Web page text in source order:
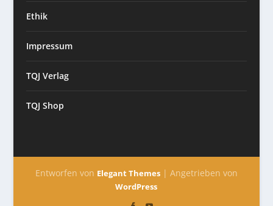
Ethik
Impressum
TQJ Verlag
TQJ Shop
Entworfen von Elegant Themes| Angetrieben von
WordPress